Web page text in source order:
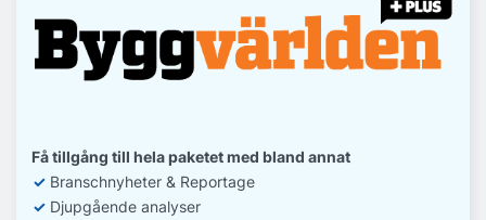
Få tillgång till hela paketet med bland annat
✓ Branschnyheter & Reportage
✓ Djupgående analyser